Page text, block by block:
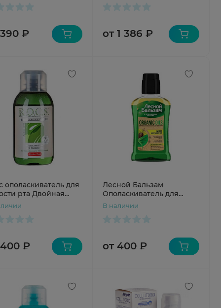
₽ от 1 386 ₽
ополаскиватель для
рта Двойная
250мл
₽
Лесной Бальзам
Ополаскиватель для
полости рта двухфазный
В наличии
от 400 ₽